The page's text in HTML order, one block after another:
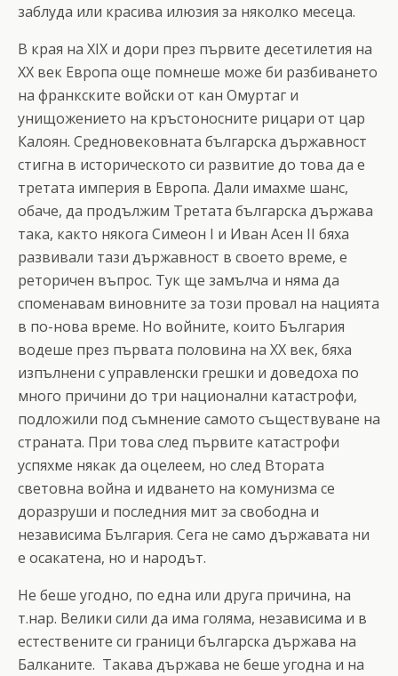
заблуда или красива илюзия за няколко месеца.
В края на XIX и дори през първите десетилетия на
ХХ век Европа още помнеше може би разбиването
на франкските войски от кан Омуртаг и
унищожението на кръстоносните рицари от цар
Калоян. Средновековната българска държавност
стигна в историческото си развитие до това да е
третата империя в Европа. Дали имахме шанс,
обаче, да продължим Третата българска държава
така, както някога Симеон I и Иван Асен II бяха
развивали тази държавност в своето време, е
реторичен въпрос. Тук ще замълча и няма да
споменавам виновните за този провал на нацията
в по-нова време. Но войните, които България
водеше през първата половина на XX век, бяха
изпълнени с управленски грешки и доведоха по
много причини до три национални катастрофи,
подложили под съмнение самото съществуване на
страната. При това след първите катастрофи
успяхме някак да оцелеем, но след Втората
световна война и идването на комунизма се
доразруши и последния мит за свободна и
независима България. Сега не само държавата ни
е осакатена, но и народът.
Не беше угодно, по една или друга причина, на
т.нар. Велики сили да има голяма, независима и в
естествените си граници българска държава на
Балканите. Такава държава не беше угодна и на